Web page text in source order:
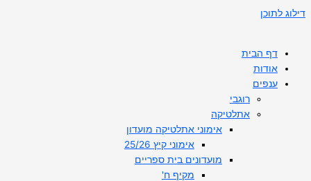
דילוג לתוכן
דף הבית
אודות
ענפים
רוגבי
אתלטיקה
אימוני אתלטיקה מועדון
אימוני קיץ 25/26
מועדונים בית ספריים
מקיף ח'